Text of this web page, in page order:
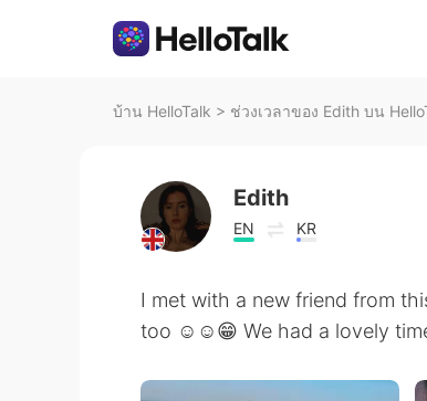
บ้าน HelloTalk > ช่วงเวลาของ Edith บน
Edith
EN KR
I met with a new friend from
too ☺️☺️😁 We had a lovely